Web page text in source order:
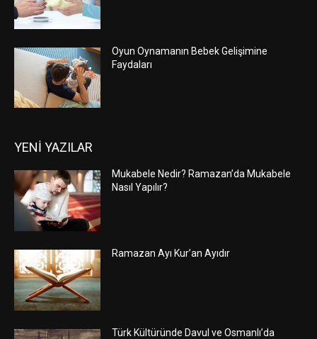
Oyun Oynamanın Bebek Gelişimine
Faydaları
YENİ YAZILAR
Mukabele Nedir? Ramazan’da Mukabele
Nasıl Yapılır?
Ramazan Ayı Kur’an Ayıdır
Türk Kültüründe Davul ve Osmanlı’da